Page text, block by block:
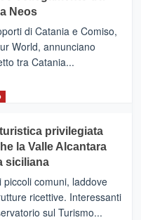
Neos
di Catania e Comiso,
World, annunciano
tra Catania...
turistica privilegiata
la Valle Alcantara
siciliana
piccoli comuni, laddove
ricettive. Interessanti
sul Turismo...